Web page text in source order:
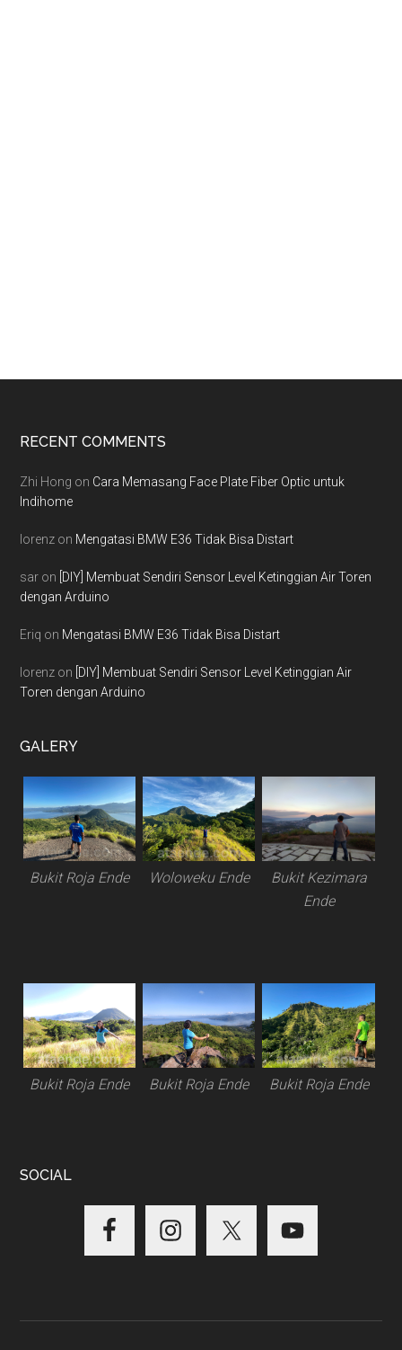
Footer
RECENT COMMENTS
Zhi Hong on Cara Memasang Face Plate Fiber Optic untuk
Indihome
lorenz on Mengatasi BMW E36 Tidak Bisa Distart
sar on [DIY] Membuat Sendiri Sensor Level Ketinggian Air Toren
dengan Arduino
Eriq on Mengatasi BMW E36 Tidak Bisa Distart
lorenz on [DIY] Membuat Sendiri Sensor Level Ketinggian Air
Toren dengan Arduino
GALERY
Bukit Roja Ende Woloweku Ende
Bukit Kezimara
Ende
Bukit Roja Ende Bukit Roja Ende Bukit Roja Ende
SOCIAL